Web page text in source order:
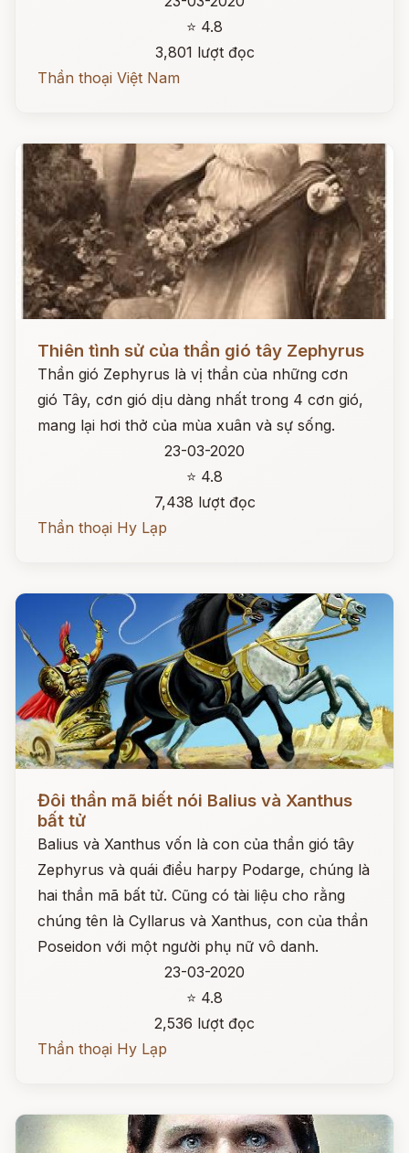
⭐ 4.8
3,801 lượt đọc
Thần thoại Việt Nam
Thiên tình sử của thần gió tây Zephyrus
Thần gió Zephyrus là vị thần của những cơn
gió Tây, cơn gió dịu dàng nhất trong 4 cơn gió,
mang lại hơi thở của mùa xuân và sự sống.
23-03-2020
⭐ 4.8
7,438 lượt đọc
Thần thoại Hy Lạp
Đôi thần mã biết nói Balius và Xanthus
bất tử
Balius và Xanthus vốn là con của thần gió tây
Zephyrus và quái điểu harpy Podarge, chúng là
hai thần mã bất tử. Cũng có tài liệu cho rằng
chúng tên là Cyllarus và Xanthus, con của thần
Poseidon với một người phụ nữ vô danh.
23-03-2020
⭐ 4.8
2,536 lượt đọc
Thần thoại Hy Lạp